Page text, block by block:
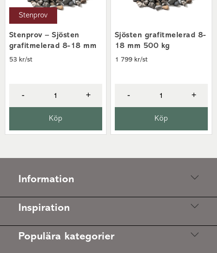
Stenprov
Stenprov – Sjösten
grafitmelerad 8-18 mm
53 kr/st
- +
Köp
Sjösten grafitmelerad 8-
18 mm 500 kg
1 799 kr/st
- +
Köp
Information
Inspiration
Populära kategorier